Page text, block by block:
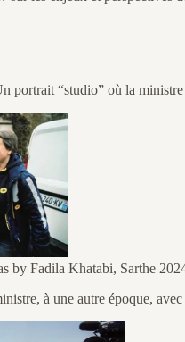
portrait “studio” où la
by Fadila Khatabi, Sarthe
à une autre époque,